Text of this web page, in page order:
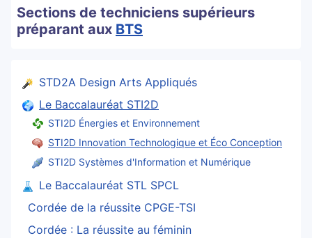
Sections de techniciens supérieurs
préparant aux BTS
STD2A Design Arts Appliqués
Le Baccalauréat STI2D
STI2D Énergies et Environnement
STI2D Innovation Technologique et Éco Conception
STI2D Systèmes d'Information et Numérique
Le Baccalauréat STL SPCL
Cordée de la réussite CPGE-TSI
Cordée : La réussite au féminin